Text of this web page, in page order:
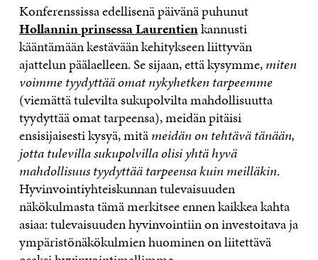
Konferenssissa edellisenä päivänä puhunut
Hollannin prinsessa Laurentienkannusti
kääntämään kestävään kehitykseen liittyvän
ajattelun päälaelleen. Se sijaan, että kysymme,miten
voimme tyydyttää omat nykyhetken tarpeemme
(viemättä tulevilta sukupolvilta mahdollisuutta
tyydyttää omat tarpeensa), meidän pitäisi
ensisijaisesti kysyä, mitämeidän on tehtävä tänään,
jotta tulevilla sukupolvilla olisi yhtä hyvä
mahdollisuus tyydyttää tarpeensa kuin meilläkin.
Hyvinvointiyhteiskunnan tulevaisuuden
näkökulmasta tämä merkitsee ennen kaikkea kahta
asiaa: tulevaisuuden hyvinvointiin on investoitava ja
ympäristönäkökulmien huominen on liitettävä